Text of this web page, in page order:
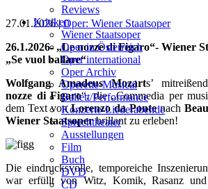
Reviews
Kritiken
Wiener Staatsoper
Oper in Österreich
Oper international
Oper Archiv
Operette-Musical
Ballett/Performance
Konzerte-Liederabende
Sprechtheater
Ausstellungen
Film
Buch
DVD
CD
27.01.2026 |Oper: Wiener Staatsoper
26.1.2026- „Le nozze di Figaro“- Wiener
„Se vuol ballare“
Wolfgang Amadeus Mozarts’
nozze di Figaro“, die „Commedia per
dem Text vonLorenzo da Pontenach
Wiener Staatsoperbrillant zu erleben!
Die eindrucksvolle, temporeiche
war erfüllt von Witz, Komik, Rasanz und